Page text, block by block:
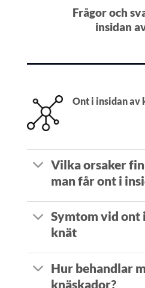
Frågor och
insidan
Ont i insidan av
Vilka orsaker
man får ont i
Symtom vid ont
knät
Hur behandlar
knäskador?